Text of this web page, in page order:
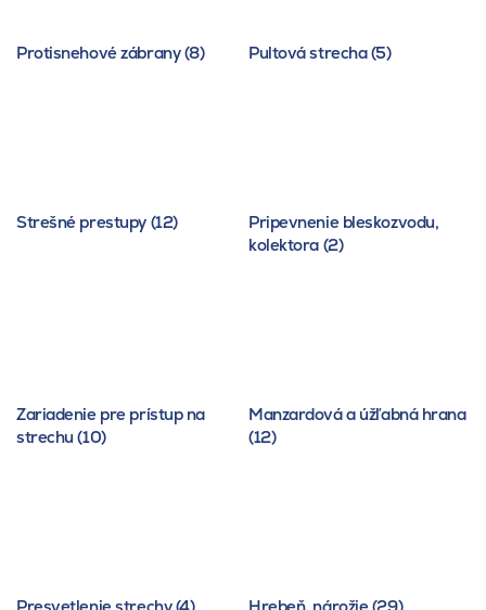
Protisnehové zábrany (8) Pultová strecha (5)
Strešné prestupy (12)
Pripevnenie bleskozvodu,
kolektora (2)
Zariadenie pre prístup na
strechu (10)
Manzardová a úžľabná hrana
(12)